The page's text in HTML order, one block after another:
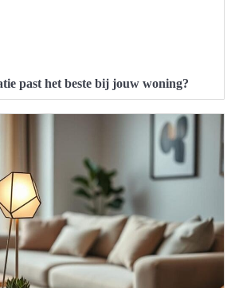
past het beste bij jouw woning?